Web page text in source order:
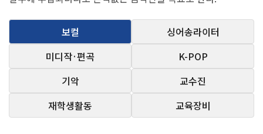
보컬
싱어송라이터
미디작·편곡
K-POP
기악
교수진
재학생활동
교육장비